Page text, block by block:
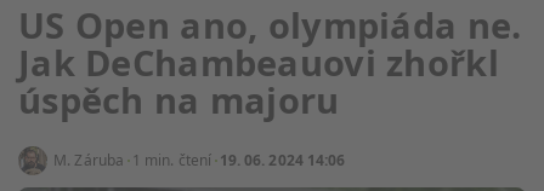
US Open ano, olympiáda ne.
Jak DeChambeauovi zhořkl
úspěch na majoru
M. Záruba 1 min. čtení 19. 06. 2024 14:06